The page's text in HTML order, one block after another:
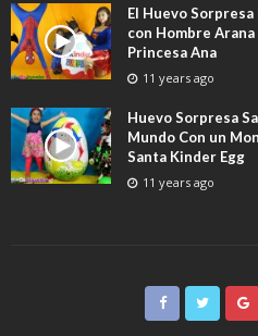
El Huevo
con Hombre Arana
Princesa Ana
11 years ago
Huevo Sorpresa
Mundo Con un
Santa Kinder Egg
11 years ago